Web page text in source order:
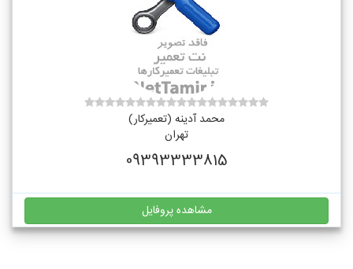
محمد آدینه (تعمیرکار)
تهران
09393333815
مشاهده پروفایل